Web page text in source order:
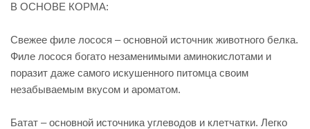
В ОСНОВЕ КОРМА:
Свежее филе лосося – основной источник животного белка.
Филе лосося богато незаменимыми аминокислотами и
поразит даже самого искушенного питомца своим
незабываемым вкусом и ароматом.
Батат – основной источника углеводов и клетчатки. Легко